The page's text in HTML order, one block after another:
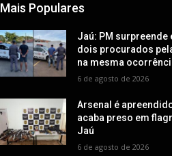
Mais Populares
Jaú: PM surpreende
dois procurados
na mesma
6 de agosto de 2026
Arsenal é
acaba preso em
Jaú
6 de agosto de 2026